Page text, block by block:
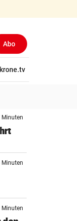
Abo
krone.tv
Minuten
Minuten
Minuten